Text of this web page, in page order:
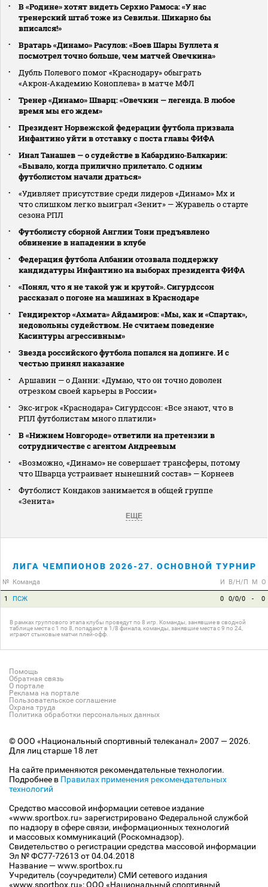
В «Родине» хотят видеть Серхио Рамоса: «У нас
тренерский штаб тоже из Севильи. Шикарно бы
вписался!»
Вратарь «Динамо» Расулов: «Боев Шары Буллета я
посмотрел точно больше, чем матчей Овечкина»
Дубль Полевого помог «Краснодару» обыграть
«Акрон‑Академию Коноплева» в матче МФЛ
Тренер «Динамо» Шварц: «Овечкин — легенда. В любое
время мы его ждем»
Президент Норвежской федерации футбола призвала
Инфантино уйти в отставку с поста главы ФИФА
Инал Танашев — о судействе в Кабардино‑Балкарии:
«Бывало, когда прилично прилетало. С одним
футболистом начали драться»
«Удивляет присутствие среди лидеров «Динамо» Мх и
что слишком легко выиграл «Зенит» — Журавель о старте
сезона РПЛ
Футболисту сборной Англии Тони предъявлено
обвинение в нападении в клубе
Федерация футбола Албании отозвала поддержку
кандидатуры Инфантино на выборах президента ФИФА
«Понял, что я не такой уж и крутой». Сигурдссон
рассказал о погоне на машинах в Краснодаре
Гендиректор «Ахмата» Айдамиров: «Мы, как и «Спартак»,
недовольны судейством. Не считаем поведение
Касинтуры агрессивным»
Звезда российского футбола попался на допинге. И с
честью принял наказание
Аршавин — о Данни: «Думаю, что он точно доволен
отрезком своей карьеры в России»
Экс‑игрок «Краснодара» Сигурдссон: «Все знают, что в
РПЛ футболистам много платили»
В «Нижнем Новгороде» ответили на претензии в
сотрудничестве с агентом Андреевым
«Возможно, «Динамо» не совершает трансферы, потому
что Шварца устраивает нынешний состав» — Корнеев
Футболист Кондаков занимается в общей группе
«Зенита»
ЕЩЕ
ЛИГА ЧЕМПИОНОВ 2026-27. ОСНОВНОЙ ТУРНИР
№ Команда И В/Н/П М О
1 ПСЖ 0 0/0/0 - 0
В рамках группового этапа клубы проведут по 8 игр. Команды, занявшие в сводной
таблице места с 1 по 8, попадают в 1/8 финала, команды, занявшие места с 9 по 24,
играют стыковые матчи плей-офф.
Помощь
Обратная связь
О портале
Реклама на портале
Пользовательское соглашение
Охрана труда
Политика обработки персональных данных
© ООО «Национальный спортивный телеканал» 2007 — 2026.
Для лиц старше 18 лет
На сайте применяются рекомендательные технологии.
Подробнее в Правилах применения рекомендательных
технологий
Средство массовой информации сетевое издание
«www.sportbox.ru» зарегистрировано Федеральной службой
по надзору в сфере связи, информационных технологий
и массовых коммуникаций (Роскомнадзор).
Свидетельство о регистрации средства массовой информации
Эл № ФС77-72613 от 04.04.2018
Название — www.sportbox.ru
Учредитель (соучредители) СМИ сетевого издания
«www.sportbox.ru»: ООО «Национальный спортивный